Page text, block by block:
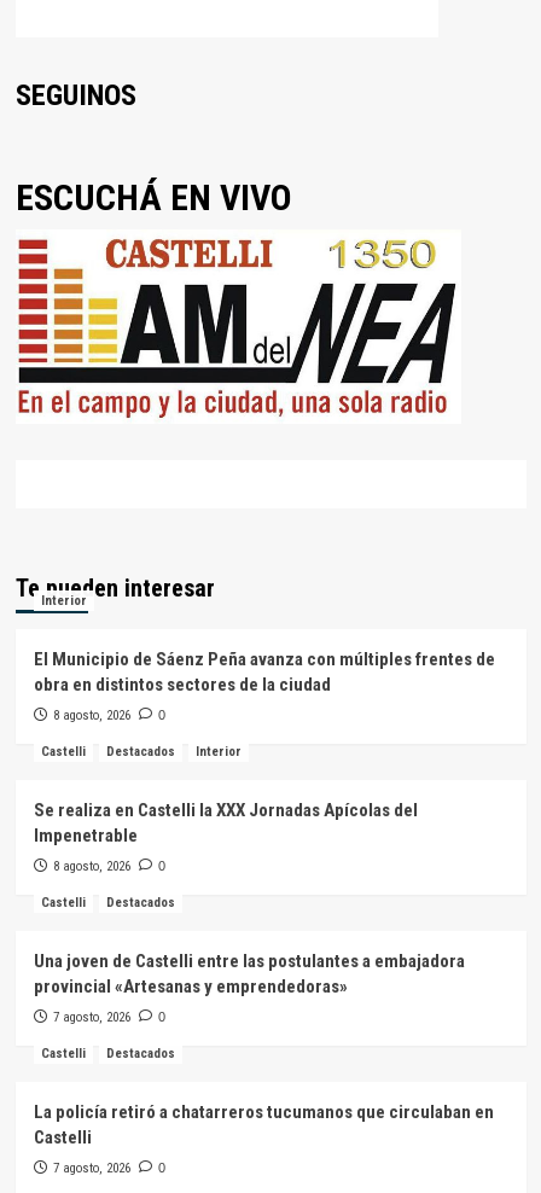
SEGUINOS
ESCUCHÁ EN VIVO
Te pueden interesar
Interior
El Municipio de Sáenz Peña avanza con múltiples frentes de
obra en distintos sectores de la ciudad
8 agosto, 2026 0
Castelli Destacados Interior
Se realiza en Castelli la XXX Jornadas Apícolas del
Impenetrable
8 agosto, 2026 0
Castelli Destacados
Una joven de Castelli entre las postulantes a embajadora
provincial «Artesanas y emprendedoras»
7 agosto, 2026 0
Castelli Destacados
La policía retiró a chatarreros tucumanos que circulaban en
Castelli
7 agosto, 2026 0